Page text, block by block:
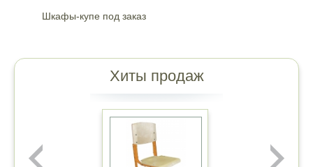
Пломбировочная индикаторная
лента-50 формула стандарт
Шкафы-купе под заказ
Хиты продаж